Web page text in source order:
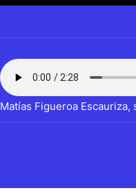
Matías Figueroa